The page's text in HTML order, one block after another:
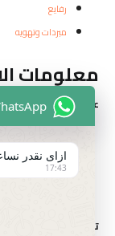
رفايع
مبردات وتهويه
معلومات
عناوين الفروع
المقطم
رقم ٣٢٦٢
١٤ شارع السيد الببلاوي ارض شريف عابدين
تواصل مع الفارس
ازاى نقدر
17:43